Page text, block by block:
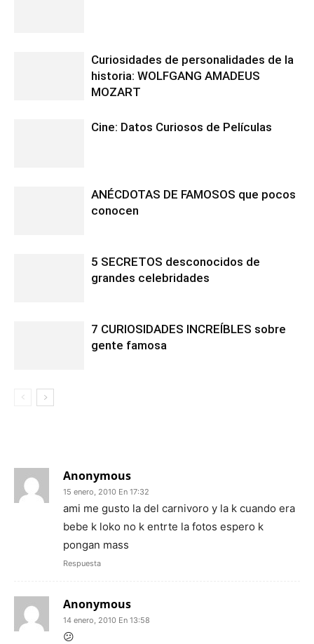
Curiosidades de personalidades de la
historia: WOLFGANG AMADEUS
MOZART
Cine: Datos Curiosos de Películas
ANÉCDOTAS DE FAMOSOS que pocos
conocen
5 SECRETOS desconocidos de
grandes celebridades
7 CURIOSIDADES INCREÍBLES sobre
gente famosa
Anonymous
15 enero, 2010 En 17:32
ami me gusto la del carnivoro y la k cuando era
bebe k loko no k entrte la fotos espero k
pongan mass
Respuesta
Anonymous
14 enero, 2010 En 13:58
😕